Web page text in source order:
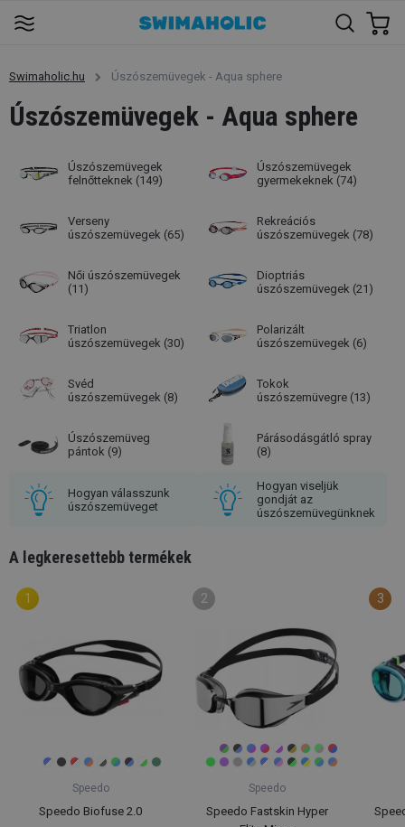
Swimaholic.hu Úszószemüvegek - Aqua sphere
Úszószemüvegek - Aqua sphere
Úszószemüvegek
felnőtteknek (149)
Úszószemüvegek
gyermekeknek (74)
Verseny
úszószemüvegek (65)
Rekreációs
úszószemüvegek (78)
Női úszószemüvegek
(11)
Dioptriás
úszószemüvegek (21)
Triatlon
úszószemüvegek (30)
Polarizált
úszószemüvegek (6)
Svéd
úszószemüvegek (8)
Tokok
úszószemüvegre (13)
Úszószemüveg
pántok (9)
Párásodásgátló spray
(8)
Hogyan válasszunk
úszószemüveget
Hogyan viseljük
gondját az
úszószemüvegünknek
A legkeresettebb termékek
Speedo
Speedo Biofuse 2.0
Speedo
Speedo Fastskin Hyper